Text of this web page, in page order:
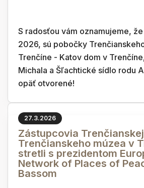
S radosťou vám oznamujeme, že
2026, sú pobočky
Trenčíne - Katov dom v
Michala a Šľachtické sídlo rodu
opäť otvorené!
27.3.2026
Zástupcovia
Trenčianskeho múzea v
stretli s prezidentom
Network of Places of
Bassom